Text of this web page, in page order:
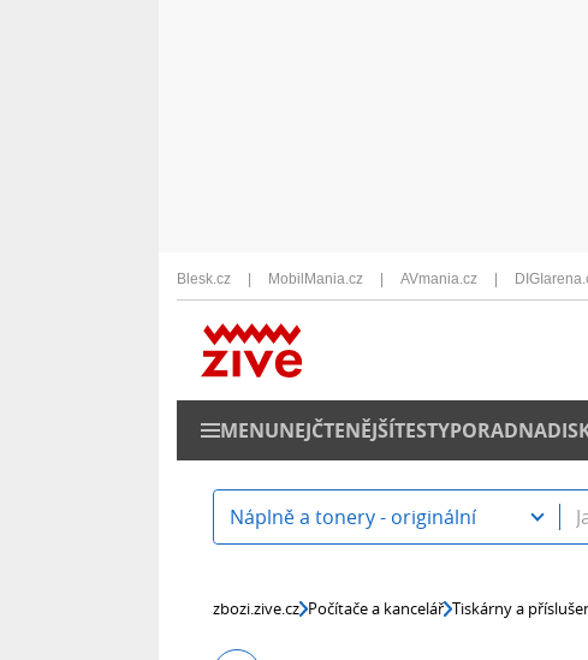
Blesk.cz MobilMania.cz AVmania.cz
MENUNEJČTENĚJŠÍTESTYPORADNA
Náplně a tonery - originální
zbozi.zive.cz Počítače a kancelář Tiskárny a